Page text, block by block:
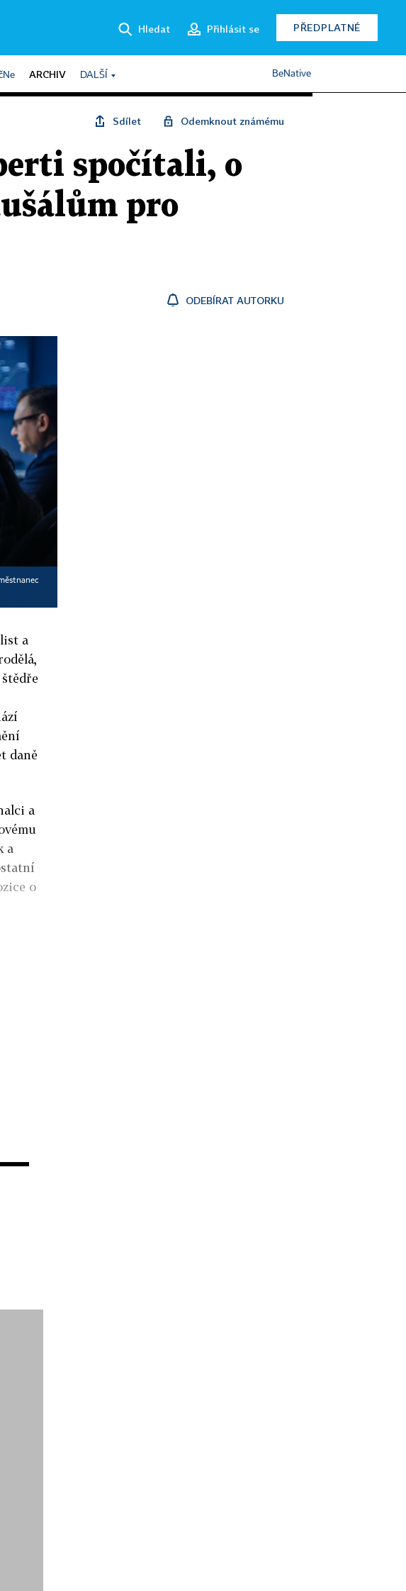
Hledat Přihlásit se PŘEDPLATNÉ
ARCHIV DALŠÍ BeNative
Sdílet Odemknout známému
spočítali, o
pro
ODEBÍRAT AUTORKU
a
daně
a
a
o